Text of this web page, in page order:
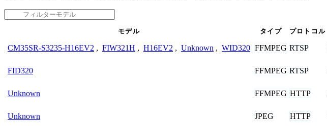
モデル タイプ プロトコル
CM35SR-S3235-H16EV2 , FIW321H , H16EV2 , Unknown , WID320 FFMPEG RTSP
FID320 FFMPEG RTSP
Unknown FFMPEG HTTP
Unknown JPEG HTTP